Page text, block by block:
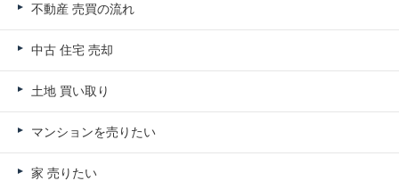
不動産 売買の流れ
中古 住宅 売却
土地 買い取り
マンションを売りたい
家 売りたい